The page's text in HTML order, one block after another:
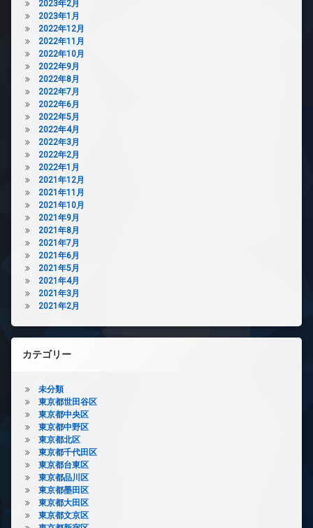
駐
輪
場
2023年2月
2023年1月
2022年12月
2022年11月
2022年10月
2022年9月
2022年8月
2022年7月
2022年6月
2022年5月
2022年4月
2022年3月
2022年2月
2022年1月
2021年12月
2021年11月
2021年10月
2021年9月
2021年8月
2021年7月
2021年6月
2021年5月
2021年4月
2021年3月
2021年2月
カテゴリー
未分類
東京都世田谷区
東京都中央区
東京都中野区
東京都北区
東京都千代田区
東京都台東区
東京都品川区
東京都墨田区
東京都大田区
東京都文京区